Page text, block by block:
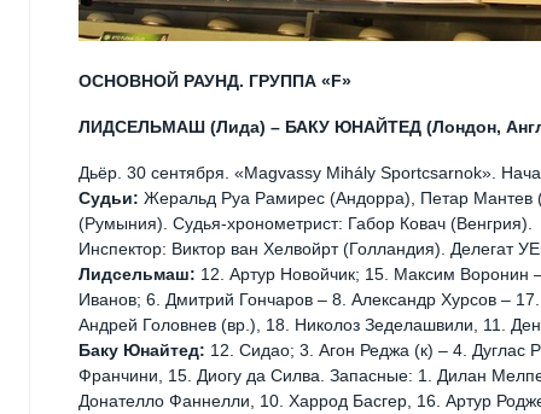
ОСНОВНОЙ РАУНД. ГРУППА «F»
ЛИДСЕЛЬМАШ (Лида) – БАКУ ЮНАЙТЕД (Лондон,
Дьёр. 30 сентября. «Magvassy Mihály Sportcsarnok».
Судьи: Жеральд Руа Рамирес (Андорра), Петар Мантев
(Румыния). Судья-хронометрист: Габор Ковач (Венгрия).
Инспектор: Виктор ван Хелвойрт (Голландия). Делегат
Лидсельмаш: 12. Артур Новойчик; 15. Максим
Иванов; 6. Дмитрий Гончаров – 8. Александр Хурсов –
Андрей Головнев (вр.), 18. Николоз Зеделашвили, 11.
Баку Юнайтед: 12. Сидао; 3. Агон Реджа (к) – 4. Дуглас
Франчини, 15. Диогу да Силва. Запасные: 1. Дилан
Донателло Фаннелли, 10. Харрод Басгер, 16. Артур